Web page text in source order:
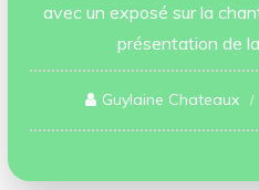
avec un exposé sur la
présentation de
Guylaine Chateaux